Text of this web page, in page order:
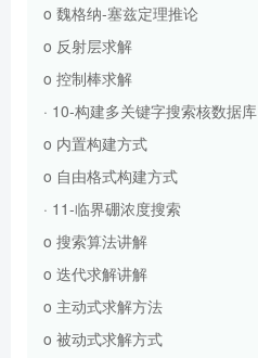
o 魏格纳-塞兹定理推论
o 反射层求解
o 控制棒求解
· 10-构建多关键字搜索核数据库
o 内置构建方式
o 自由格式构建方式
· 11-临界硼浓度搜索
o 搜索算法讲解
o 迭代求解讲解
o 主动式求解方法
o 被动式求解方式